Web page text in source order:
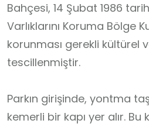
Bahçesi, 14 Şubat 1986
Varlıklarını Koruma Bölge
korunması gerekli kültürel
tescillenmiştir.
Parkın girişinde, yontma
kemerli bir kapı yer alır.